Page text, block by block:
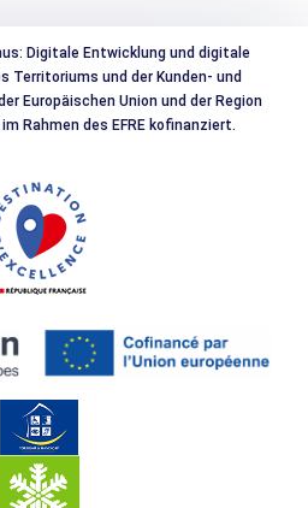
Digitale Entwicklung und digitale
Territoriums und der Kunden- und
Europäischen Union und der Region
Rahmen des EFRE kofinanziert.